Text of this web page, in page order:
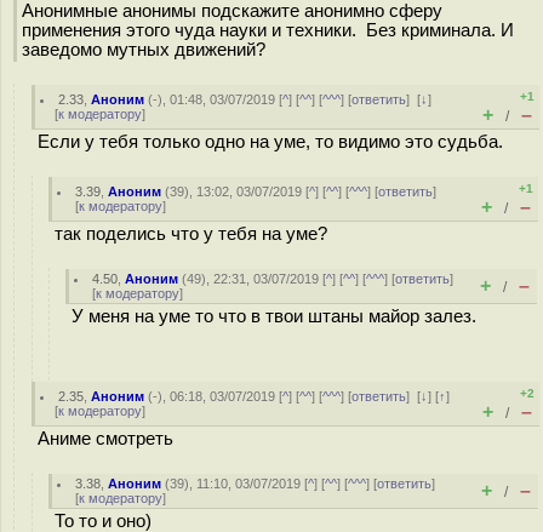
Анонимные анонимы подскажите анонимно сферу
применения этого чуда науки и техники. Без криминала. И
заведомо мутных движений?
2.33 ,Аноним (-), 01:48, 03/07/2019 [^] [^^] [^^^] [ответить][↓]
[к модератору]
+1
+ / –
Если у тебя только одно на уме, то видимо это судьба.
3.39 ,Аноним (39), 13:02, 03/07/2019 [^] [^^] [^^^] [ответить]
[к модератору]
+1
+ / –
так поделись что у тебя на уме?
4.50 ,Аноним (49), 22:31, 03/07/2019 [^] [^^] [^^^] [ответить]
[к модератору] + / –
У меня на уме то что в твои штаны майор залез.
2.35 ,Аноним (-), 06:18, 03/07/2019 [^] [^^] [^^^] [ответить][↓] [↑]
[к модератору]
+2
+ / –
Аниме смотреть
3.38 ,Аноним (39), 11:10, 03/07/2019 [^] [^^] [^^^] [ответить]
[к модератору] + / –
То то и оно)